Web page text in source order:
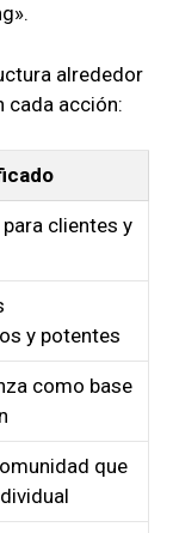
alrededor
cada acción:
clientes y
y potentes
como base
que